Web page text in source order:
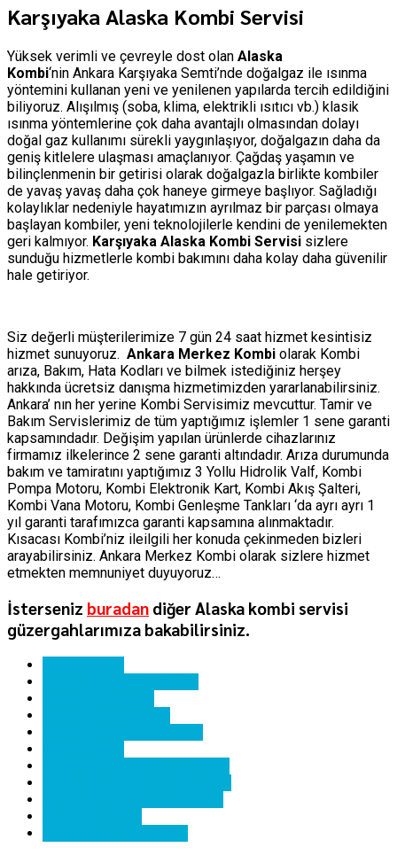
Karşıyaka Alaska Kombi Servisi
Yüksek verimli ve çevreyle dost olan Alaska
Kombi‘nin Ankara Karşıyaka Semti’nde doğalgaz ile ısınma
yöntemini kullanan yeni ve yenilenen yapılarda tercih edildiğini
biliyoruz. Alışılmış (soba, klima, elektrikli ısıtıcı vb.) klasik
ısınma yöntemlerine çok daha avantajlı olmasından dolayı
doğal gaz kullanımı sürekli yaygınlaşıyor, doğalgazın daha da
geniş kitlelere ulaşması amaçlanıyor. Çağdaş yaşamın ve
bilinçlenmenin bir getirisi olarak doğalgazla birlikte kombiler
de yavaş yavaş daha çok haneye girmeye başlıyor. Sağladığı
kolaylıklar nedeniyle hayatımızın ayrılmaz bir parçası olmaya
başlayan kombiler, yeni teknolojilerle kendini de yenilemekten
geri kalmıyor. Karşıyaka Alaska Kombi Servisi sizlere
sunduğu hizmetlerle kombi bakımını daha kolay daha güvenilir
hale getiriyor.
Siz değerli müşterilerimize 7 gün 24 saat hizmet kesintisiz
hizmet sunuyoruz. Ankara Merkez Kombi olarak Kombi
arıza, Bakım, Hata Kodları ve bilmek istediğiniz herşey
hakkında ücretsiz danışma hizmetimizden yararlanabilirsiniz.
Ankara’ nın her yerine Kombi Servisimiz mevcuttur. Tamir ve
Bakım Servislerimiz de tüm yaptığımız işlemler 1 sene garanti
kapsamındadır. Değişim yapılan ürünlerde cihazlarınız
firmamız ilkelerince 2 sene garanti altındadır. Arıza durumunda
bakım ve tamiratını yaptığımız 3 Yollu Hidrolik Valf, Kombi
Pompa Motoru, Kombi Elektronik Kart, Kombi Akış Şalteri,
Kombi Vana Motoru, Kombi Genleşme Tankları ‘da ayrı ayrı 1
yıl garanti tarafımızca garanti kapsamına alınmaktadır.
Kısacası Kombi’niz ileilgili her konuda çekinmeden bizleri
arayabilirsiniz. Ankara Merkez Kombi olarak sizlere hizmet
etmekten memnuniyet duyuyoruz…
İsterseniz buradan diğer Alaska kombi servisi
güzergahlarımıza bakabilirsiniz.